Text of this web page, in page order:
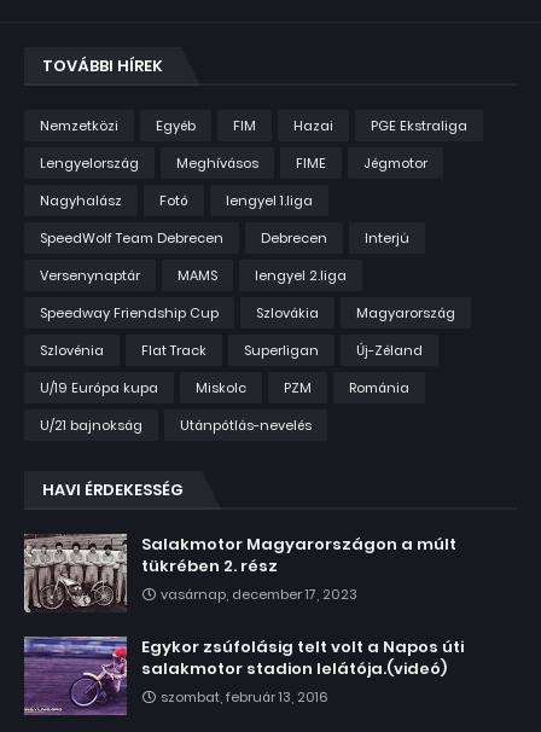
TOVÁBBI HÍREK
Nemzetközi Egyéb FIM Hazai
PGE Ekstraliga
Lengyelország
Meghívásos FIME
Jégmotor
Nagyhalász
Fotó
lengyel 1.liga
SpeedWolf Team Debrecen
Debrecen
Interjú
Versenynaptár
MAMS
lengyel 2.liga
Speedway Friendship Cup
Szlovákia
Magyarország
Szlovénia
Flat Track Superligan
Új-Zéland
U/19 Európa kupa
Miskolc PZM
Románia
U/21 bajnokság
Utánpótlás-nevelés
HAVI ÉRDEKESSÉG
Salakmotor Magyarországon a múlt
tükrében 2. rész
vasárnap, december 17, 2023
Egykor zsúfolásig telt volt a Napos úti
salakmotor stadion lelátója.(videó)
szombat, február 13, 2016